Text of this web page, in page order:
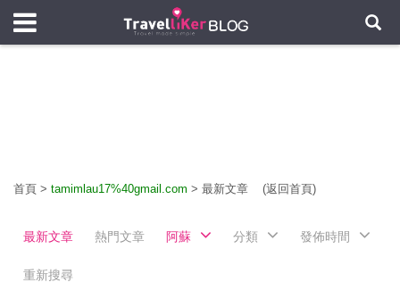
首頁 > tamimlau17%40gmail.com > 最新文章 (返回首頁)
最新文章 熱門文章 阿蘇 分類 發佈時間
重新搜尋